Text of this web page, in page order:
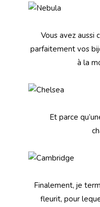
Vous avez aussi
parfaitement vos
à la
Et parce
Finalement, je
fleurit, pour